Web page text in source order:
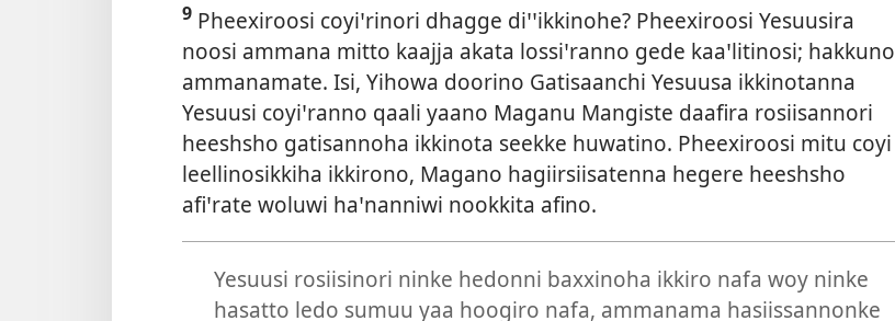
9 Pheexiroosi coyiꞌrinori dhagge diꞌꞌikkinohe? Pheexiroosi Yesuusira
noosi ammana mitto kaajja akata lossiꞌranno gede kaaꞌlitinosi; hakkuno
ammanamate. Isi, Yihowa doorino Gatisaanchi Yesuusa ikkinotanna
Yesuusi coyiꞌranno qaali yaano Maganu Mangiste daafira rosiisannori
heeshsho gatisannoha ikkinota seekke huwatino. Pheexiroosi mitu coyi
leellinosikkiha ikkirono, Magano hagiirsiisatenna hegere heeshsho
afiꞌrate woluwi haꞌnanniwi nookkita afino.
Yesuusi rosiisinori ninke hedonni baxxinoha ikkiro nafa woy ninke
hasatto ledo sumuu yaa hoogiro nafa, ammanama hasiissannonke